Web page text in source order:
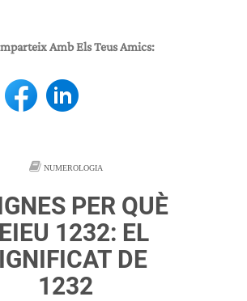
Amb Els Teus Amics:
NUMEROLOGIA
PER QUÈ
1232: EL
DE
1232